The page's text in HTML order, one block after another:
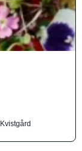
Kvistgård